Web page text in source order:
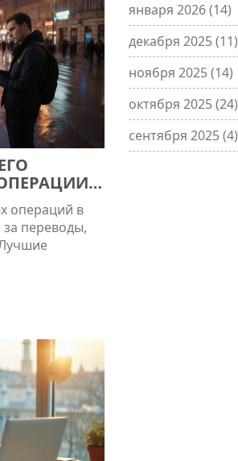
В
операций в
переводы,
января 2026(14)
декабря 2025(11)
ноября 2025(14)
октября 2025(24)
сентября 2025(4)